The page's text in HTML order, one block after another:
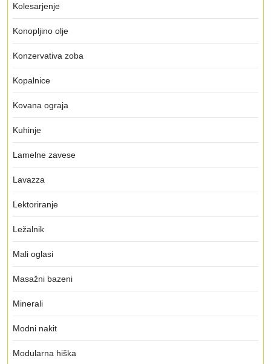
Kolesarjenje
Konopljino olje
Konzervativa zoba
Kopalnice
Kovana ograja
Kuhinje
Lamelne zavese
Lavazza
Lektoriranje
Ležalnik
Mali oglasi
Masažni bazeni
Minerali
Modni nakit
Modularna hiška